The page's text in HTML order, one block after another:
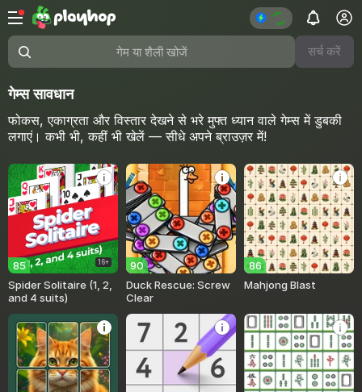
गेम या शैली खोजें सर्च करें
गेम्स सावधान
फोकस, एकाग्रता और विस्तार देखने से भरे मुफ्त ध्यान वाले गेम्स में डुबकी
लगाएं। कभी भी, कहीं भी खेलें — सीधे अपने ब्राउज़र में!
85 16+
Spider Solitaire (1, 2,
and 4 suits)
90
Duck Rescue: Screw
Clear
86
Mahjong Blast